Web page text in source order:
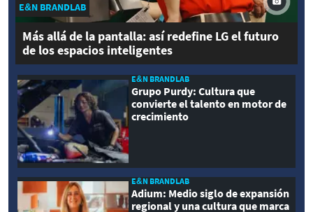
E&N BRANDLAB
Más allá de la pantalla: así redefine LG el futuro
de los espacios inteligentes
E&N BRANDLAB
Grupo Purdy: Cultura que
convierte el talento en motor de
crecimiento
E&N BRANDLAB
Adium: Medio siglo de expansión
regional y una cultura que marca